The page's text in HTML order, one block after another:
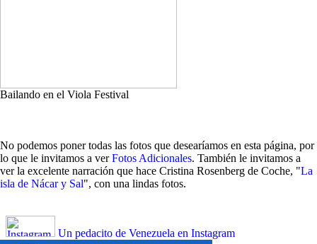
Bailando en el Viola Festival
No podemos poner todas las fotos que desearíamos en esta página, por
lo que le invitamos a verFotos Adicionales. También le invitamos a
ver la excelente narración que hace Cristina Rosenberg de Coche, "La
isla de Nácar y Sal", con una lindas fotos.
Un pedacito de Venezuela en Instagram